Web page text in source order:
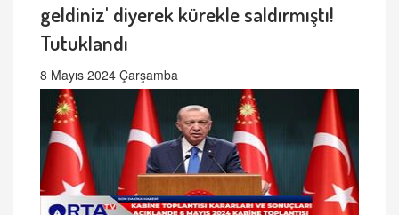
geldiniz' diyerek kürekle saldırmıştı!
Tutuklandı
8 Mayıs 2024 Çarşamba